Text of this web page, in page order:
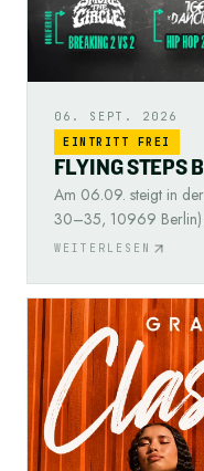
06. SEPT. 2026
EINTRITT FREI
FLY NGSTEPS B
Am 06.09. steigt in der
30–35, 10969 Berlin)
Hip Hop 2vs2, 7 to
Entry.
WEITERLESEN